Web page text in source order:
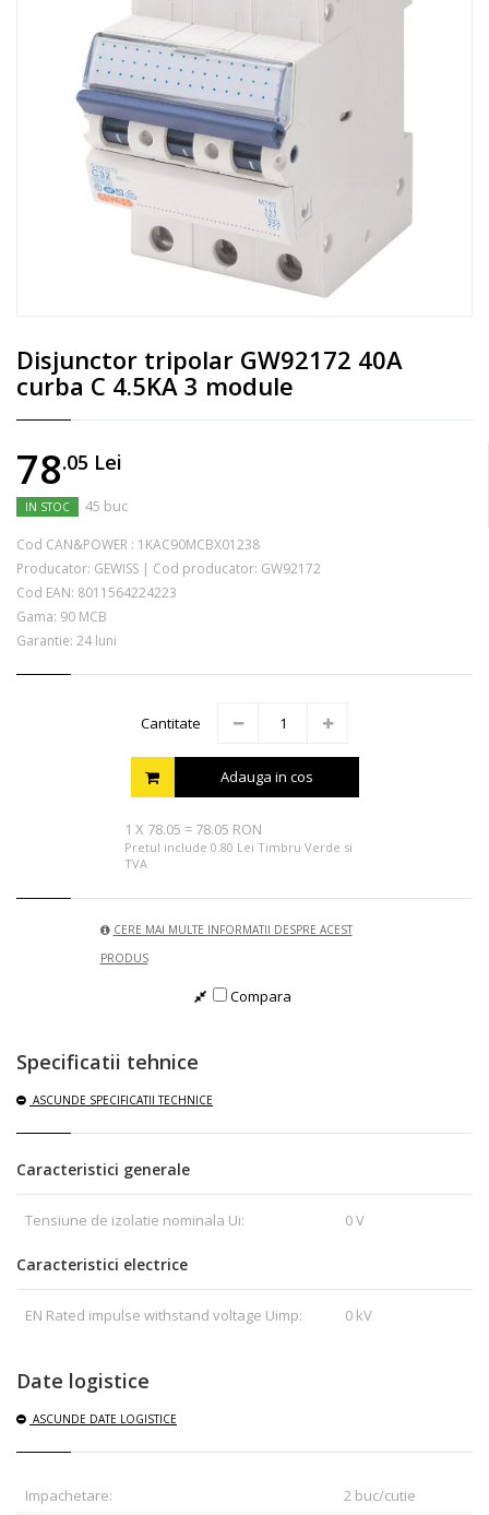
Disjunctor tripolar GW92172 40A
curba C 4.5KA 3 module
78.05 Lei
IN STOC 45 buc
Cod CAN&POWER : 1KAC90MCBX01238
Producator: GEWISS | Cod producator: GW92172
Cod EAN: 8011564224223
Gama: 90 MCB
Garantie: 24 luni
Cantitate
Adauga in cos
1 X 78.05 = 78.05 RON
Pretul include 0.80 Lei Timbru Verde si
TVA
CERE MAI MULTE INFORMATII DESPRE ACEST
PRODUS
Compara
Specificatii tehnice
ASCUNDE SPECIFICATII TECHNICE
Caracteristici generale
Tensiune de izolatie nominala Ui: 0 V
Caracteristici electrice
EN Rated impulse withstand voltage Uimp: 0 kV
Date logistice
ASCUNDE DATE LOGISTICE
Impachetare:
2 buc/cutie